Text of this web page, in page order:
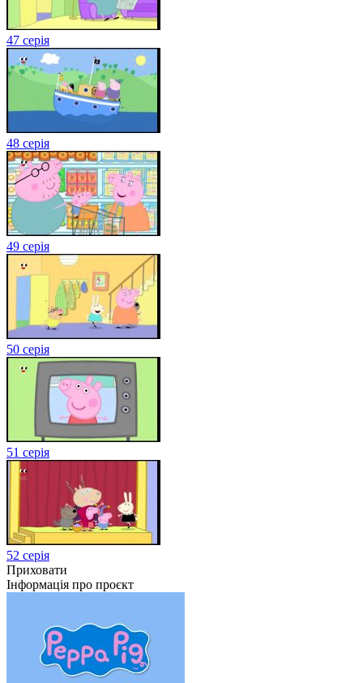
47 серія
48 серія
49 серія
50 серія
51 серія
52 серія
Приховати
Інформація про проєкт